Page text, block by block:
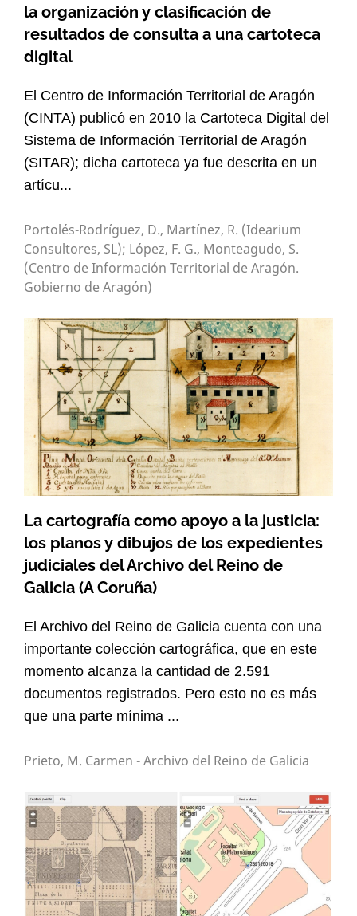
la organización y clasificación de
resultados de consulta a una cartoteca
digital
El Centro de Información Territorial de Aragón
(CINTA) publicó en 2010 la Cartoteca Digital del
Sistema de Información Territorial de Aragón
(SITAR); dicha cartoteca ya fue descrita en un
artícu...
Portolés-Rodríguez, D., Martínez, R. (Idearium
Consultores, SL); López, F. G., Monteagudo, S.
(Centro de Información Territorial de Aragón.
Gobierno de Aragón)
La cartografía como apoyo a la justicia:
los planos y dibujos de los expedientes
judiciales del Archivo del Reino de
Galicia (A Coruña)
El Archivo del Reino de Galicia cuenta con una
importante colección cartográfica, que en este
momento alcanza la cantidad de 2.591
documentos registrados. Pero esto no es más
que una parte mínima ...
Prieto, M. Carmen - Archivo del Reino de Galicia
for: